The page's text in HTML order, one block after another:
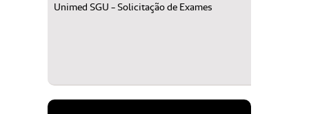
Unimed SGU - Solicitação de Exames